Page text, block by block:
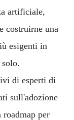
artificiale,
costruirne una
esigenti in
di esperti di
sull'adozione
per